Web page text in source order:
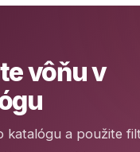
vôňu v
katalógu a použite